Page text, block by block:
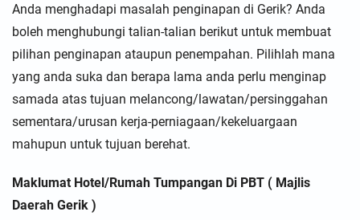
Anda menghadapi masalah penginapan di Gerik? Anda
boleh menghubungi talian-talian berikut untuk membuat
pilihan penginapan ataupun penempahan. Pilihlah mana
yang anda suka dan berapa lama anda perlu menginap
samada atas tujuan melancong/lawatan/persinggahan
sementara/urusan kerja-perniagaan/kekeluargaan
mahupun untuk tujuan berehat.
Maklumat Hotel/Rumah Tumpangan Di PBT ( Majlis
Daerah Gerik )